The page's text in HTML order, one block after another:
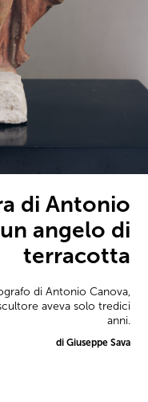
di Antonio
angelo di
terracotta
di Antonio Canova,
aveva solo tredici
anni.
di Giuseppe Sava